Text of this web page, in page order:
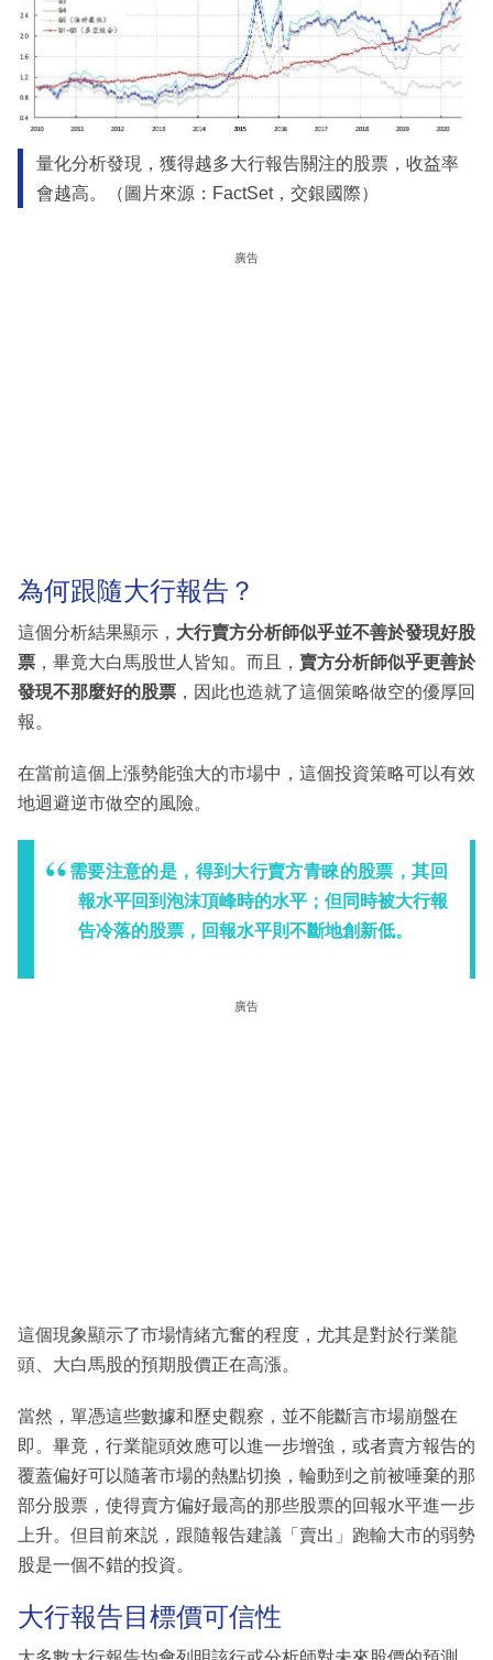
量化分析發現，獲得越多大行報告關注的股票，收益率
會越高。（圖片來源：FactSet，交銀國際）
廣告
為何跟隨大行報告？
這個分析結果顯示， 大行賣方分析師似乎並不善於發現好股
票 ，畢竟大白馬股世人皆知。而且， 賣方分析師似乎更善於
發現不那麼好的股票 ，因此也造就了這個策略做空的優厚回
報。
在當前這個上漲勢能強大的市場中，這個投資策略可以有效
地迴避逆市做空的風險。
需要注意的是，得到大行賣方青睞的股票，其回
報水平回到泡沫頂峰時的水平；但同時被大行報
告冷落的股票，回報水平則不斷地創新低。
廣告
這個現象顯示了市場情緒亢奮的程度，尤其是對於行業龍
頭、大白馬股的預期股價正在高漲。
當然，單憑這些數據和歷史觀察，並不能斷言市場崩盤在
即。畢竟，行業龍頭效應可以進一步增強，或者賣方報告的
覆蓋偏好可以隨著市場的熱點切換，輪動到之前被唾棄的那
部分股票，使得賣方偏好最高的那些股票的回報水平進一步
上升。但目前來説，跟隨報告建議「賣出」跑輸大市的弱勢
股是一個不錯的投資。
大行報告目標價可信性